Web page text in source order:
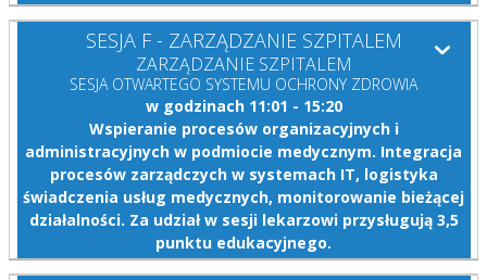
SESJA F - ZARZĄDZANIE SZPITALEM
ZARZĄDZANIE SZPITALEM
SESJA OTWARTEGO SYSTEMU OCHRONY ZDROWIA
w godzinach 11:01 - 15:20
Wspieranie procesów organizacyjnych i
administracyjnych w podmiocie medycznym. Integracja
procesów zarządczych w systemach IT, logistyka
świadczenia usług medycznych, monitorowanie bieżącej
działalności. Za udział w sesji lekarzowi przysługują 3,5
punktu edukacyjnego.